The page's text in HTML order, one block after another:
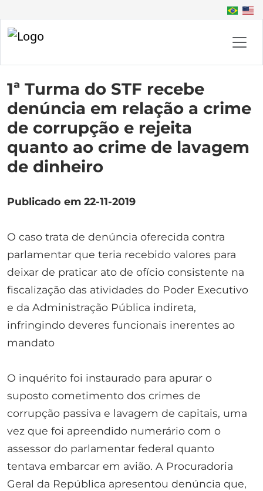
1ª Turma do STF recebe
denúncia em relação a crime
de corrupção e rejeita
quanto ao crime de lavagem
de dinheiro
Publicado em 22-11-2019
O caso trata de denúncia oferecida contra
parlamentar que teria recebido valores para
deixar de praticar ato de ofício consistente na
fiscalização das atividades do Poder Executivo
e da Administração Pública indireta,
infringindo deveres funcionais inerentes ao
mandato
O inquérito foi instaurado para apurar o
suposto cometimento dos crimes de
corrupção passiva e lavagem de capitais, uma
vez que foi apreendido numerário com o
assessor do parlamentar federal quanto
tentava embarcar em avião. A Procuradoria
Geral da República apresentou denúncia que,